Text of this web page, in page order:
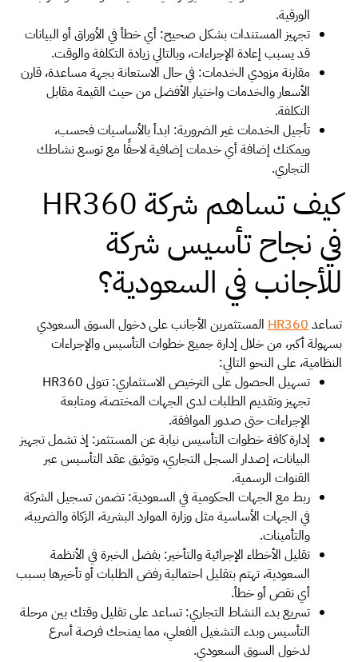
الورقية.
تجهيز المستندات بشكل صحيح: أي خطأ في الأوراق أو البيانات
قد يسبب إعادة الإجراءات، وبالتالي زيادة التكلفة والوقت.
مقارنة مزودي الخدمات: في حال الاستعانة بجهة مساعدة، قارن
الأسعار والخدمات واختيار الأفضل من حيث القيمة مقابل
التكلفة.
تأجيل الخدمات غير الضرورية: ابدأ بالأساسيات فحسب،
ويمكنك إضافة أي خدمات إضافية لاحقًا مع توسع نشاطك
التجاري.
كيف تساهم شركة HR360
في نجاح تأسيس شركة
للأجانب في السعودية؟
تساعدHR360 المستثمرين الأجانب على دخول السوق السعودي
بسهولة أكبر، من خلال إدارة جميع خطوات التأسيس والإجراءات
النظامية، على النحو التالي:
تسهيل الحصول على الترخيص الاستثماري: تتولى HR360
تجهيز وتقديم الطلبات لدى الجهات المختصة، ومتابعة
الإجراءات حتى صدور الموافقة.
إدارة كافة خطوات التأسيس نيابة عن المستثمر: إذ تشمل تجهيز
البيانات، إصدار السجل التجاري، وتوثيق عقد التأسيس عبر
القنوات الرسمية.
ربط مع الجهات الحكومية في السعودية: تضمن تسجيل الشركة
في الجهات الأساسية مثل وزارة الموارد البشرية، الزكاة والضريبة،
والتأمينات.
تقليل الأخطاء الإجرائية والتأخير: بفضل الخبرة في الأنظمة
السعودية، تهتم بتقليل احتمالية رفض الطلبات أو تأخيرها بسبب
أي نقص أو خطأ.
تسريع بدء النشاط التجاري: تساعد على تقليل وقتك بين مرحلة
التأسيس وبدء التشغيل الفعلي، مما يمنحك فرصة أسرع
لدخول السوق السعودي.